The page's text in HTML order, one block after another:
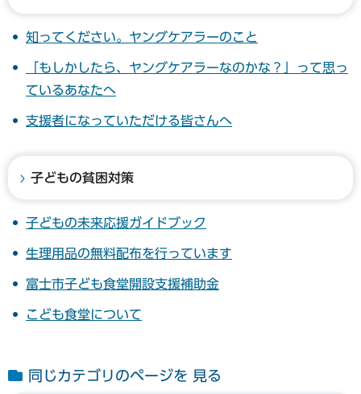
知ってください。ヤングケアラーのこと
「もしかしたら、ヤングケアラーなのかな？」って思っ
ているあなたへ
支援者になっていただける皆さんへ
子どもの貧困対策
子どもの未来応援ガイドブック
生理用品の無料配布を行っています
富士市子ども食堂開設支援補助金
こども食堂について
同じカテゴリのページを 見る